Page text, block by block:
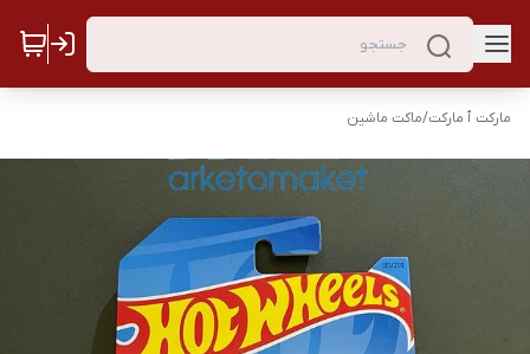
مارکت ٱ مارکت/ماکت ماشین